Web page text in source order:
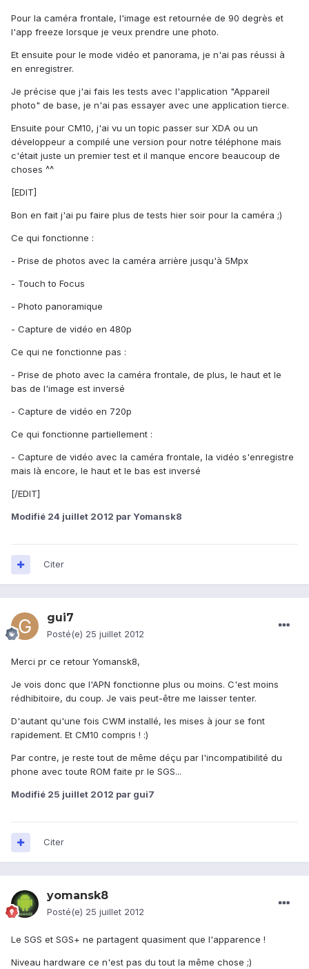
Pour la caméra frontale, l'image est retournée de 90 degrès et
l'app freeze lorsque je veux prendre une photo.
Et ensuite pour le mode vidéo et panorama, je n'ai pas réussi à
en enregistrer.
Je précise que j'ai fais les tests avec l'application "Appareil
photo" de base, je n'ai pas essayer avec une application tierce.
Ensuite pour CM10, j'ai vu un topic passer sur XDA ou un
développeur a compilé une version pour notre téléphone mais
c'était juste un premier test et il manque encore beaucoup de
choses ^^
[EDIT]
Bon en fait j'ai pu faire plus de tests hier soir pour la caméra ;)
Ce qui fonctionne :
- Prise de photos avec la caméra arrière jusqu'à 5Mpx
- Touch to Focus
- Photo panoramique
- Capture de vidéo en 480p
Ce qui ne fonctionne pas :
- Prise de photo avec la caméra frontale, de plus, le haut et le
bas de l'image est inversé
- Capture de vidéo en 720p
Ce qui fonctionne partiellement :
- Capture de vidéo avec la caméra frontale, la vidéo s'enregistre
mais là encore, le haut et le bas est inversé
[/EDIT]
Modifié 24 juillet 2012 par Yomansk8
Citer
gui7
Posté(e) 25 juillet 2012
Merci pr ce retour Yomansk8,
Je vois donc que l'APN fonctionne plus ou moins. C'est moins
rédhibitoire, du coup. Je vais peut-être me laisser tenter.
D'autant qu'une fois CWM installé, les mises à jour se font
rapidement. Et CM10 compris ! :)
Par contre, je reste tout de même déçu par l'incompatibilité du
phone avec toute ROM faite pr le SGS...
Modifié 25 juillet 2012 par gui7
Citer
yomansk8
Posté(e) 25 juillet 2012
Le SGS et SGS+ ne partagent quasiment que l'apparence !
Niveau hardware ce n'est pas du tout la même chose ;)